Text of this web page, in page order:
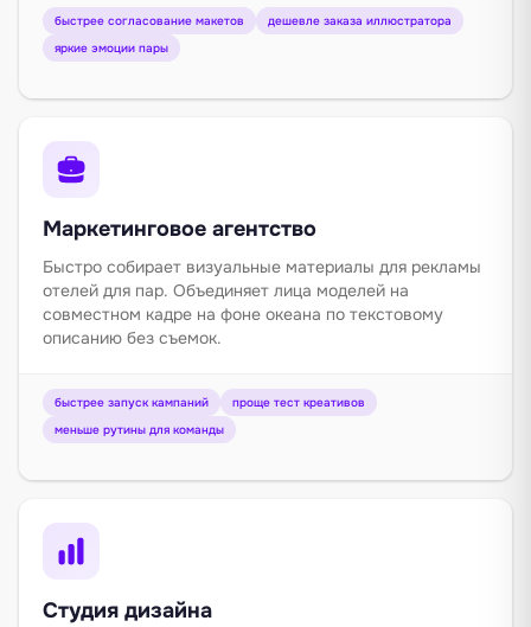
быстрее согласование макетов
дешевле заказа иллюстратора
яркие эмоции пары
Маркетинговое агентство
Быстро собирает визуальные материалы для рекламы
отелей для пар. Объединяет лица моделей на
совместном кадре на фоне океана по текстовому
описанию без съемок.
быстрее запуск кампаний
проще тест креативов
меньше рутины для команды
Студия дизайна